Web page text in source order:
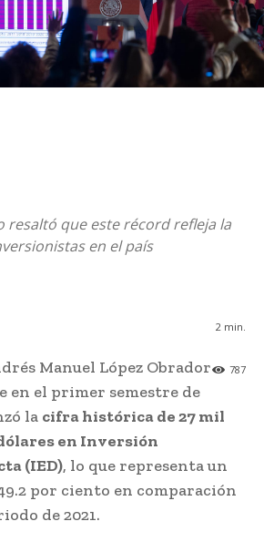
resaltó que este récord refleja la
en el país
2 min.
787
Manuel López Obrador
en el primer semestre de
la cifra histórica de 27 mil
en Inversión
(IED), lo que representa un
por ciento en comparación
de 2021.